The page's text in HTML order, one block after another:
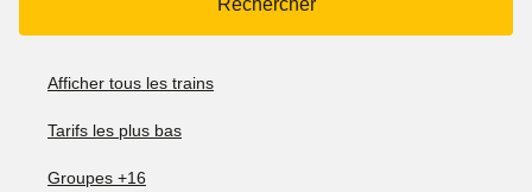
Rechercher
Afficher tous les trains
Tarifs les plus bas
Groupes +16